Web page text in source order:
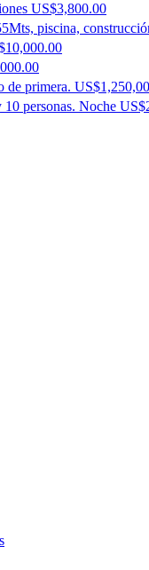
US$3,800.00
piscina,
de primera.
personas. Noche